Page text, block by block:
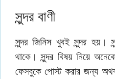
সুন্দর বাণী
সুন্দর জিনিস খুবই সুন্দর হয়।
থাকে। সুন্দর বিষয় নিয়ে
ফেসবুকে পোস্ট করার জন্য